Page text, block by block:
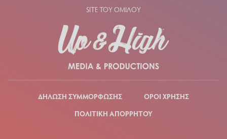
SITE ΤΟΥ ΟΜΙΛΟΥ
ΔΗΛΩΣΗ ΣΥΜΜΟΡΦΩΣΗΣ
ΟΡΟΙ ΧΡΗΣΗΣ
ΠΟΛΙΤΙΚΗ ΑΠΟΡΡΗΤΟΥ